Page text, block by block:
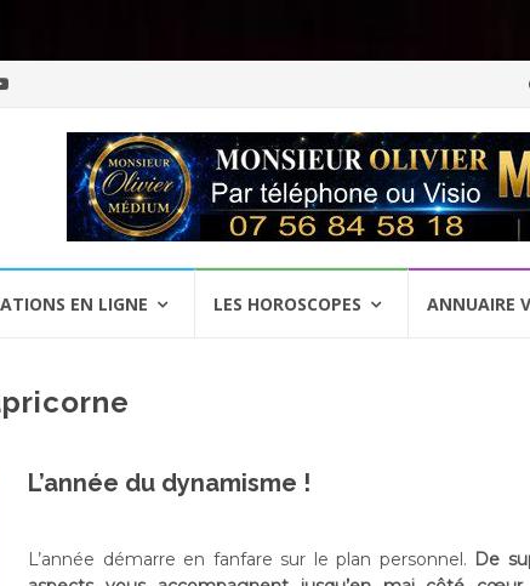
EN LIGNE LES HOROSCOPES ANNUAIRE
L’année du dynamisme !
L’année démarre en fanfare sur le plan personnel. De